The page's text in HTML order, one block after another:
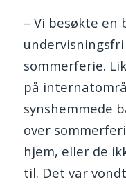
– Vi besøkte en
sommerferie.
på
synshemmede
over
hjem, eller de
til. Det var